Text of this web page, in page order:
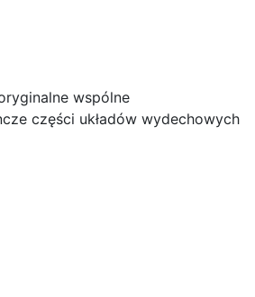
wspólne
części układów wydechowych